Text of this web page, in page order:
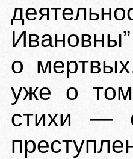
о
уже о
стихи —